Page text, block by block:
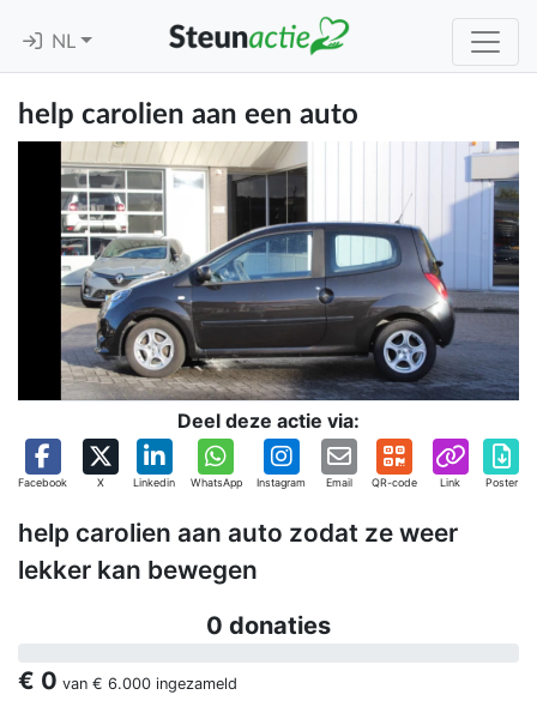
NL
help carolien aan een auto
Deel deze actie via:
Facebook X Linkedin WhatsApp Instagram Email QR-code Link Poster
help carolien aan auto zodat ze weer
lekker kan bewegen
0 donaties
€ 0 van € 6.000 ingezameld